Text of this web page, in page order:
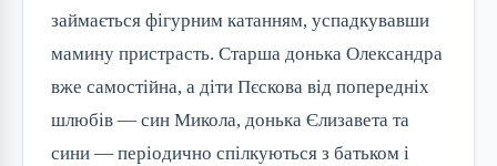
займається фігурним катанням, успадкувавши
мамину пристрасть. Старша донька Олександра
вже самостійна, а діти Пєскова від попередніх
шлюбів — син Микола, донька Єлизавета та
сини — періодично спілкуються з батьком і